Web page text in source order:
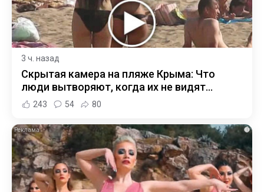
3 ч. назад
Скрытая камера на пляже Крыма: Что
люди вытворяют, когда их не видят...
243 54 80
i